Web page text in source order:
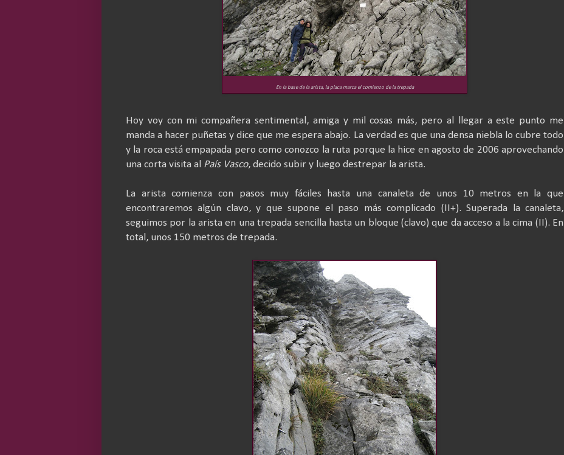
En la base de la arista, la placa marca el comienzo de la trepada
Hoy voy con mi compañera sentimental, amiga y mil cosas más, pero al llegar a este punto me
manda a hacer puñetas y dice que me espera abajo. La verdad es que una densa niebla lo cubre todo
y la roca está empapada pero como conozco la ruta porque la hice en agosto de 2006 aprovechando
una corta visita al País Vasco, decido subir y luego destrepar la arista.
La arista comienza con pasos muy fáciles hasta una canaleta de unos 10 metros en la que
encontraremos algún clavo, y que supone el paso más complicado (II+). Superada la canaleta,
seguimos por la arista en una trepada sencilla hasta un bloque (clavo) que da acceso a la cima (II). En
total, unos 150 metros de trepada.